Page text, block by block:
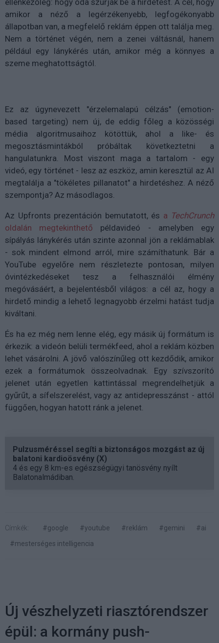
ellenkezőleg: hogy oda szúrják be a hirdetést. A cél, hogy
amikor a néző a legérzékenyebb, legfogékonyabb
állapotban van, a megfelelő reklám éppen ott találja meg.
Nem a történet végén, nem a zenei váltásnál, hanem
például egy lánykérés után, amikor még a könnyes a
szeme meghatottságtól.
Ez az úgynevezett "érzelemalapú célzás" (emotion-
based targeting) nem új, de eddig főleg a közösségi
média algoritmusaihoz kötöttük, ahol a like- és
megosztásmintákból próbáltak következtetni a
hangulatunkra. Most viszont maga a tartalom - egy
videó, egy történet - lesz az eszköz, amin keresztül az AI
megtalálja a "tökéletes pillanatot" a hirdetéshez. A néző
szempontja? Az másodlagos.
Az Upfronts prezentáción bemutatott, és a TechCrunch
oldalán megtekinthető példavideó - amelyben egy
sípályás lánykérés után szinte azonnal jön a reklámablak
- sok mindent elmond arról, mire számíthatunk. Bár a
YouTube egyelőre nem részletezte pontosan, milyen
óvintézkedéseket tesz a felhasználói élmény
megóvásáért, a bejelentésből világos: a cél az, hogy a
hirdető mindig a lehető legnagyobb érzelmi hatást tudja
kiváltani.
És ha ez még nem lenne elég, egy másik új formátum is
érkezik: a videón belüli termékfeed, ahol a reklám közben
lehet vásárolni. A jövő valószínűleg ott kezdődik, amikor
ezek a formátumok összeolvadnak. Egy szívszorító
jelenet után egyetlen kattintással megrendelhetjük a
gyűrűt, a sífelszerelést, vagy az antidepresszánst - attól
függően, hogyan hatott ránk a jelenet.
Pulzusméréssel segíti a biztonságos mozgást az új
balatoni kardioösvény (X)
4 és egy 8 km-es egészségügyi tanösvény nyílt
Balatonalmádiban.
Címkék: #google #youtube #reklám #gemini
#ai
#mesterséges intelligencia
Új vészhelyzeti riasztórendszer
épül: a kormány push-